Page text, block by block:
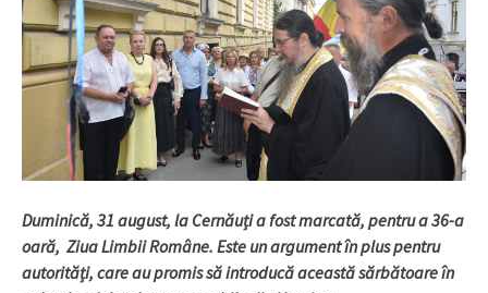
Duminică, 31 august, la Cernăuți a fost marcată, pentru a 36-a
oară, Ziua Limbii Române. Este un argument în plus pentru
autorități, care au promis să introducă această sărbătoare în